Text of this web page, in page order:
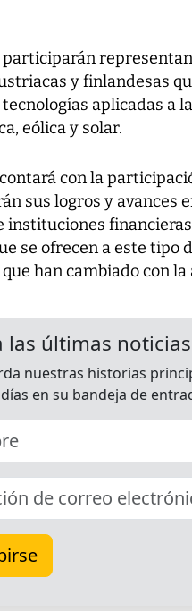
participarán
y finlandesas
aplicadas a
eólica y solar.
con la
sus logros y avances
instituciones
se ofrecen a este tipo
han cambiado con